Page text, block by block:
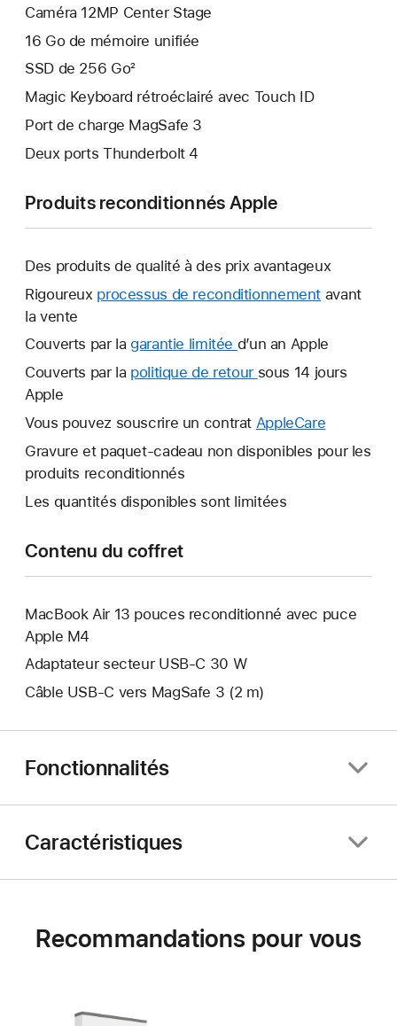
Caméra 12MP Center Stage
16 Go de mémoire unifiée
SSD de 256 Go²
Magic Keyboard rétroéclairé avec Touch ID
Port de charge MagSafe 3
Deux ports Thunderbolt 4
Produits reconditionnés Apple
Des produits de qualité à des prix avantageux
Rigoureux processus de reconditionnement avant
la vente
Couverts par la garantie limitée Une
nouvelle
d’un an Apple
Couverts par la politique de retour Une
fenêtre
sous 14 jours
Apple
Vous pouvez souscrire un contrat AppleCare
nouvelle
Gravure et paquet-cadeau non disponibles pour les
produits reconditionnés
Les quantités disponibles sont limitées
Contenu du coffret
MacBook Air 13 pouces reconditionné avec puce
Apple M4
Adaptateur secteur USB‑C 30 W
Câble USB-C vers MagSafe 3 (2 m)
Fonctionnalités
Caractéristiques
Recommandations pour vous